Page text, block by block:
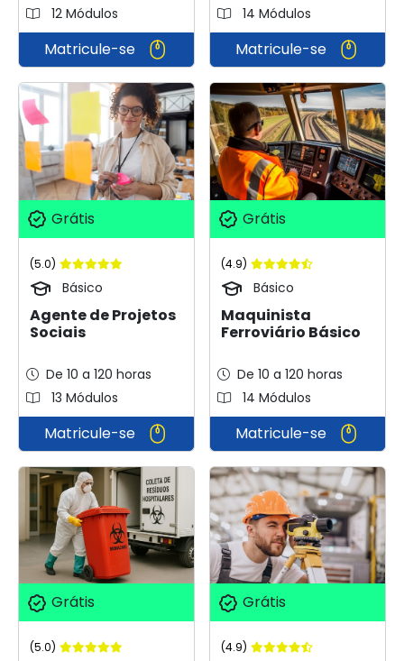
12 Módulos
Matricule-se
14 Módulos
Matricule-se
Grátis
(5.0)
Básico
Agente de Projetos
Sociais
De 10 a 120 horas
13 Módulos
Matricule-se
Grátis
(4.9)
Básico
Maquinista
Ferroviário Básico
De 10 a 120 horas
14 Módulos
Matricule-se
Grátis
(5.0)
Grátis
(4.9)